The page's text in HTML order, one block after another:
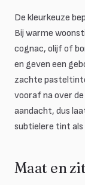
De kleurkeuze
Bij warme
cognac, olijf of
en geven een
zachte
vooraf na over
aandacht, dus
subtielere tint als
Maat en